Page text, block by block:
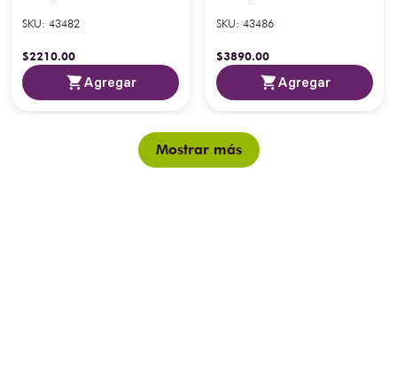
SKU: 43482
$2210.00
Agregar
SKU: 43486
$3890.00
Agregar
Mostrar más